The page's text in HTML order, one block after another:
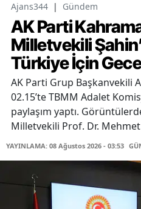
Ajans344 | Gündem
AK Parti
Milletvekili
Türkiye İçin
AK Parti Grup Başkanvekili
02.15’te TBMM Adalet
paylaşım yaptı.
Milletvekili Prof. Dr. Mehmet
YAYINLAMA: 08 Ağustos 2026 - 03:53